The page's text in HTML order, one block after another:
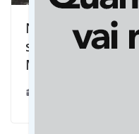
Na ANTT,
soluções para
Malha Oeste